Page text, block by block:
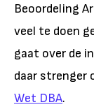
Beoordeling
veel te doen
gaat over de
daar strenger
Wet DBA.